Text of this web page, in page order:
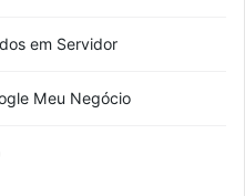
em Servidor
Meu Negócio